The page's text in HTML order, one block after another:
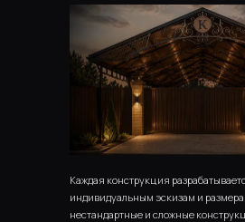
Каждая конструкция
индивидуальным эскизам и
нестандартные и сложные